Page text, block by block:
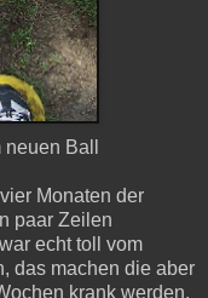
Ball
Monaten der
paar Zeilen
echt toll vom
das machen die aber
krank werden.